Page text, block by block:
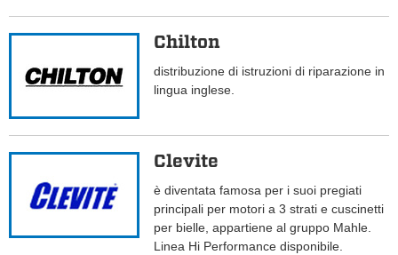
Chilton
distribuzione di istruzioni di riparazione in
lingua inglese.
Clevite
è diventata famosa per i suoi pregiati
principali per motori a 3 strati e cuscinetti
per bielle, appartiene al gruppo Mahle.
Linea Hi Performance disponibile.